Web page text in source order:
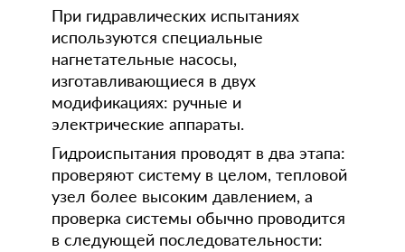
При гидравлических испытаниях
используются специальные
нагнетательные насосы,
изготавливающиеся в двух
модификациях: ручные и
электрические аппараты.
Гидроиспытания проводят в два этапа:
проверяют систему в целом, тепловой
узел более высоким давлением, а
проверка системы обычно проводится
в следующей последовательности: